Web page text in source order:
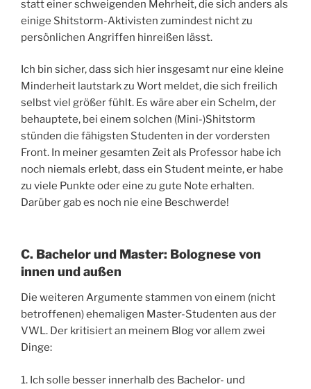
statt einer schweigenden Mehrheit, die sich anders als
einige Shitstorm-Aktivisten zumindest nicht zu
persönlichen Angriffen hinreißen lässt.
Ich bin sicher, dass sich hier insgesamt nur eine kleine
Minderheit lautstark zu Wort meldet, die sich freilich
selbst viel größer fühlt. Es wäre aber ein Schelm, der
behauptete, bei einem solchen (Mini-)Shitstorm
stünden die fähigsten Studenten in der vordersten
Front. In meiner gesamten Zeit als Professor habe ich
noch niemals erlebt, dass ein Student meinte, er habe
zu viele Punkte oder eine zu gute Note erhalten.
Darüber gab es noch nie eine Beschwerde!
C. Bachelor und Master: Bolognese von
innen und außen
Die weiteren Argumente stammen von einem (nicht
betroffenen) ehemaligen Master-Studenten aus der
VWL. Der kritisiert an meinem Blog vor allem zwei
Dinge:
1. Ich solle besser innerhalb des Bachelor- und